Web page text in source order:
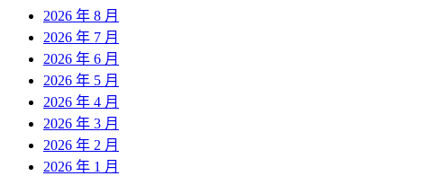
2026 年 8 月
2026 年 7 月
2026 年 6 月
2026 年 5 月
2026 年 4 月
2026 年 3 月
2026 年 2 月
2026 年 1 月